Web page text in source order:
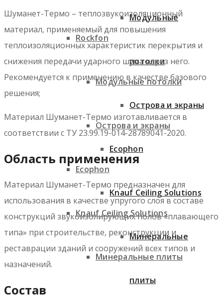
Rockfon
Модульные потолки
Острова и экраны
Ecophon
Knauf Ceiling Solutions
Минеральные плиты
Модульные
потолки
Острова и экраны
Ecophon
Knauf Ceiling Solutions
Минеральные
плиты
Шуманет-Термо – теплозвукоизоляционный
материал, применяемый для повышения
теплоизоляционных характеристик перекрытия и
снижения передачи ударного шума через него.
Рекомендуется к применению в качестве базового
решения;
Материал Шуманет-Термо изготавливается в
соответствии с ТУ 23.99.19-014-28789041-2020.
Область применения
Материал Шуманет-Термо предназначен для
использования в качестве упругого слоя в составе
конструкций звукоизолирующих полов «плавающего
типа» при строительстве, реконструкции и
реставрации зданий и сооружений всех типов и
назначений.
Состав